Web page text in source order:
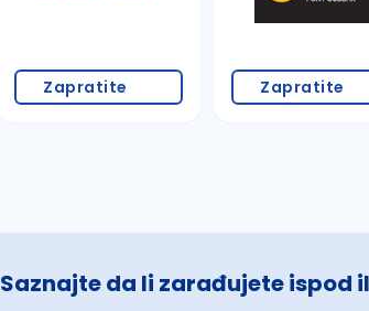
Zapratite Zapratite
Saznajte da li zarađujete ispod